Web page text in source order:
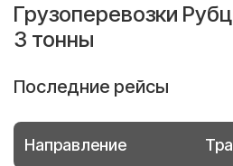
Грузоперевозки
3 тонны
Последние рейсы
Направление